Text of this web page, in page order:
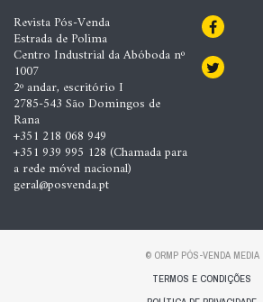
Revista Pós-Venda
Estrada de Polima
Centro Industrial da Abóboda nº
1007
2º andar, escritório I
2785-543 São Domingos de
Rana
+351 218 068 949
+351 939 995 128 (Chamada para
a rede móvel nacional)
geral@posvenda.pt
© ORMP PÓS-VENDA MEDIA
TERMOS E CONDIÇÕES